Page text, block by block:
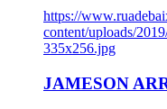
https://
content/uploads/
335x256.jpg
JAMESON